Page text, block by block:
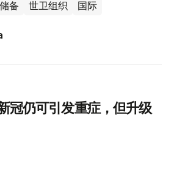
备 世卫组织 国际
冠仍可引发重症，但升级